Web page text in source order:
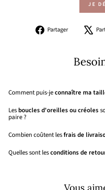
JE
Partager
Partager
Comment puis-jeconnaître ma
Les boucles d'oreilles ou créoles
paire ?
Combien coûtent lesfrais de
Quelles sont lesconditions de
Vous